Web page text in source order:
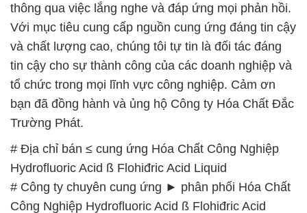
thông qua việc lắng nghe và đáp ứng mọi phản hồi.
Với mục tiêu cung cấp nguồn cung ứng đáng tin cậy
và chất lượng cao, chúng tôi tự tin là đối tác đáng
tin cậy cho sự thành công của các doanh nghiệp và
tổ chức trong mọi lĩnh vực công nghiệp. Cảm ơn
bạn đã đồng hành và ủng hộ Công ty Hóa Chất Đắc
Trường Phát.
# Địa chỉ bán ≤ cung ứng Hóa Chất Công Nghiệp
Hydrofluoric Acid ß Flohiđric Acid Liquid
# Công ty chuyên cung ứng ► phân phối Hóa Chất
Công Nghiệp Hydrofluoric Acid ß Flohiđric Acid